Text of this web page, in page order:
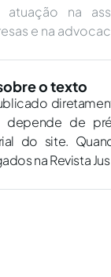
atuação na
e na
o texto
depende de
do site.
na Revista